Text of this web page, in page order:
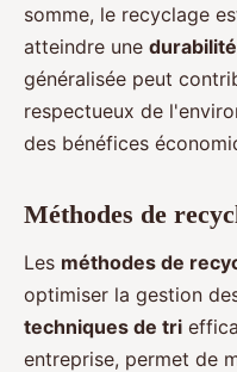
somme, le recyclage
atteindre une durabilité
généralisée peut
respectueux de
des bénéfices
Méthodes de
Les méthodes de
optimiser la gestion
techniques de tri
entreprise, permet de